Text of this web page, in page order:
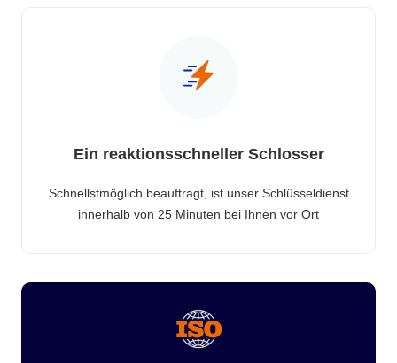
Ein reaktionsschneller Schlosser
Schnellstmöglich beauftragt, ist unser Schlüsseldienst
innerhalb von 25 Minuten bei Ihnen vor Ort